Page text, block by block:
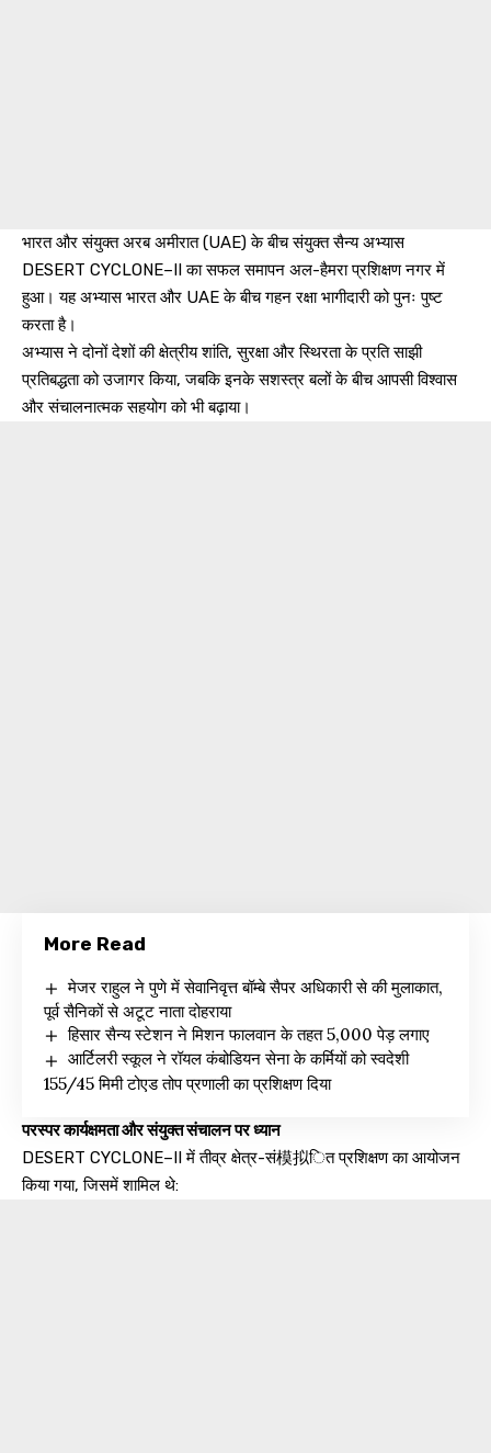
भारत और संयुक्त अरब अमीरात (UAE) के बीच संयुक्त सैन्य अभ्यास
DESERT CYCLONE–II का सफल समापन अल-हैमरा प्रशिक्षण नगर में
हुआ। यह अभ्यास भारत और UAE के बीच गहन रक्षा भागीदारी को पुनः पुष्ट
करता है।
अभ्यास ने दोनों देशों की क्षेत्रीय शांति, सुरक्षा और स्थिरता के प्रति साझी
प्रतिबद्धता को उजागर किया, जबकि इनके सशस्त्र बलों के बीच आपसी विश्वास
और संचालनात्मक सहयोग को भी बढ़ाया।
More Read
मेजर राहुल ने पुणे में सेवानिवृत्त बॉम्बे सैपर अधिकारी से की मुलाकात,
पूर्व सैनिकों से अटूट नाता दोहराया
हिसार सैन्य स्टेशन ने मिशन फालवान के तहत 5,000 पेड़ लगाए
आर्टिलरी स्कूल ने रॉयल कंबोडियन सेना के कर्मियों को स्वदेशी
155/45 मिमी टोएड तोप प्रणाली का प्रशिक्षण दिया
परस्पर कार्यक्षमता और संयुक्त संचालन पर ध्यान
DESERT CYCLONE–II में तीव्र क्षेत्र-सं模拟ित प्रशिक्षण का आयोजन
किया गया, जिसमें शामिल थे: